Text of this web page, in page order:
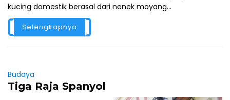
kucing domestik berasal dari nenek moyang...
Selengkapnya
Budaya
Tiga Raja Spanyol